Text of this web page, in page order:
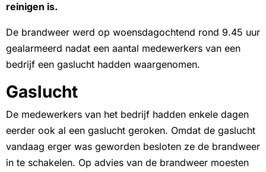
reinigen is.
De brandweer werd op woensdagochtend rond 9.45 uur
gealarmeerd nadat een aantal medewerkers van een
bedrijf een gaslucht hadden waargenomen.
Gaslucht
De medewerkers van het bedrijf hadden enkele dagen
eerder ook al een gaslucht geroken. Omdat de gaslucht
vandaag erger was geworden besloten ze de brandweer
in te schakelen. Op advies van de brandweer moesten